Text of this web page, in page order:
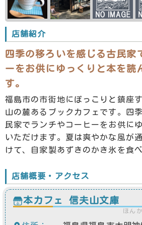
店舗紹介
四季の移ろいを感じる古民家
ーをお供にゆっくりと本を読
す。
福島市の市街地にぽっこりと鎮座
山の麓あるブックカフェです。四
民家でランチやコーヒーをお供に
いただけます。夏は爽やかな風が
けて、自家製あずきのかき氷を食
店舗概要・アクセス
本カフェ 信夫山文庫
ほん